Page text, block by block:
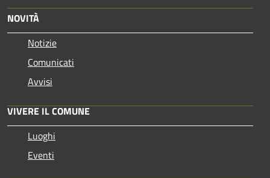
NOVITÀ
Notizie
Comunicati
Avvisi
VIVERE IL COMUNE
Luoghi
Eventi